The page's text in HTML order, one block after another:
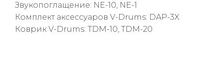
Звукопоглащение: NE-10, NE-1
Комплект аксессуаров V-Drums: DAP-3X
Коврик V-Drums: TDM-10, TDM-20